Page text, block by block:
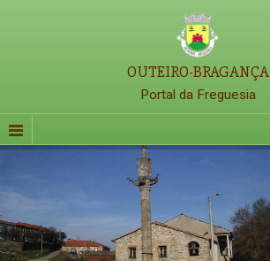
OUTEIRO-BRAGANÇA
Portal da Freguesia